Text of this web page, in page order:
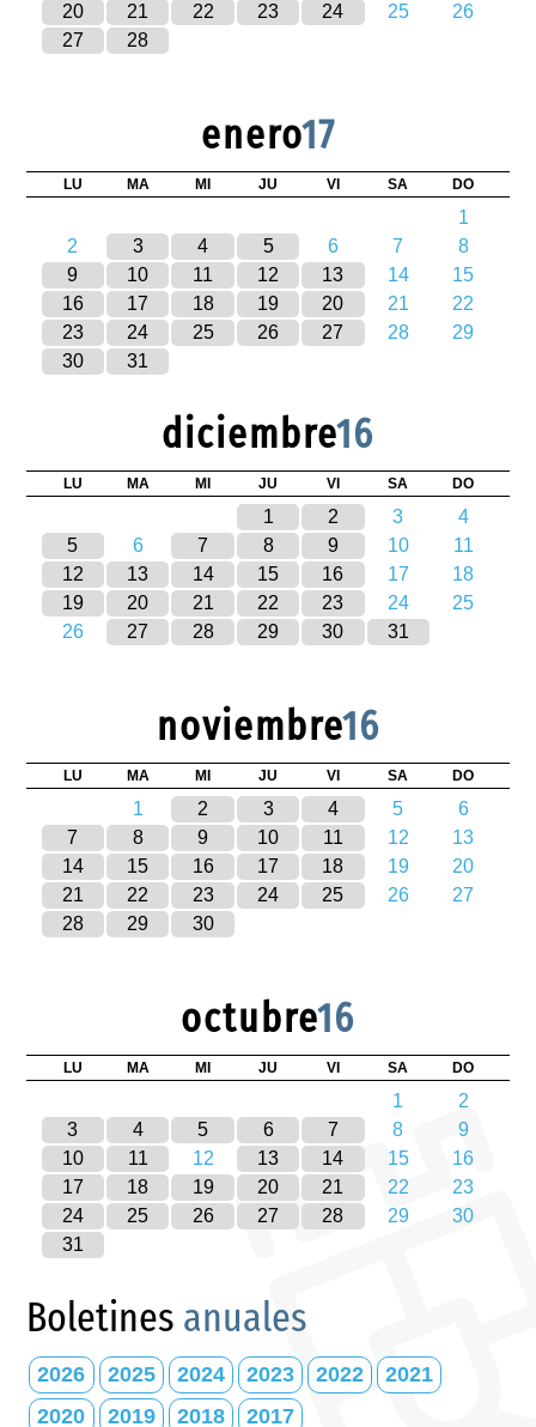
20
21 22 23 24 25
26
27
28
enero17
LU MA MI JU VI SA DO
1
2
3 4 5 6 7
8
9
10 11 12 13 14
15
16
17 18 19 20 21
22
23
24 25 26 27 28
29
30
31
diciembre16
LU MA MI JU VI SA DO
1 2 3
4
5
6 7 8 9 10
11
12
13 14 15 16 17
18
19
20 21 22 23 24
25
26
27 28 29 30 31
noviembre16
LU MA MI JU VI SA DO
1 2 3 4 5
6
7
8 9 10 11 12
13
14
15 16 17 18 19
20
21
22 23 24 25 26
27
28
29 30
octubre16
LU MA MI JU VI SA DO
1
2
3
4 5 6 7 8
9
10
11 12 13 14 15
16
17
18 19 20 21 22
23
24
25 26 27 28 29
30
31
Boletines anuales
2026 2025 2024 2023 2022
2021
2020
2019 2018 2017